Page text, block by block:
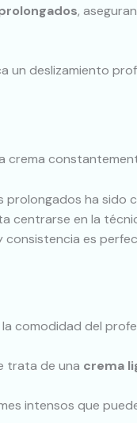
,
deslizamiento
prolongados ha
centrarse en la
consistencia es
comodidad del
trata de una crema
intensos que